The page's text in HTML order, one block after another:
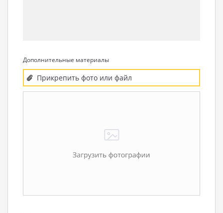
Дополнительные материалы
Прикрепить фото или файл